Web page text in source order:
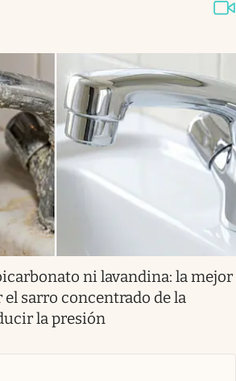
ni lavandina: la mejor
sarro concentrado de la
la presión